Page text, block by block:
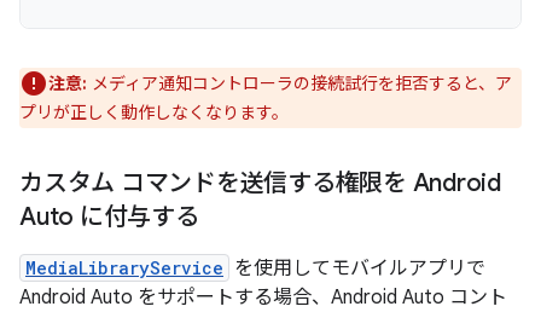
注意: メディア通知コントローラの接続試行を拒否すると、ア
プリが正しく動作しなくなります。
カスタム コマンドを送信する権限を Android
Auto に付与する
MediaLibraryService を使用してモバイルアプリで
Android Auto をサポートする場合、Android Auto コント